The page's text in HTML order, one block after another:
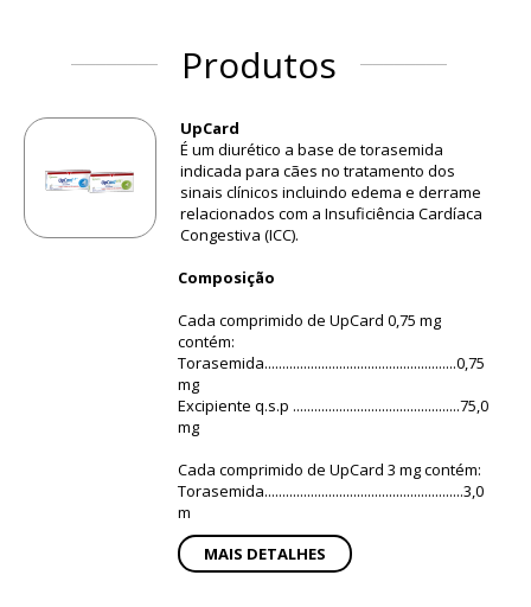
Produtos
UpCard
É um diurético a base de torasemida
indicada para cães no tratamento dos
sinais clínicos incluindo edema e derrame
relacionados com a Insuficiência Cardíaca
Congestiva (ICC).
Composição
Cada comprimido de UpCard 0,75 mg
contém:
Torasemida......................................................0,75
mg
Excipiente q.s.p ...............................................75,0
mg
Cada comprimido de UpCard 3 mg contém:
Torasemida........................................................3,0
m
MAIS DETALHES